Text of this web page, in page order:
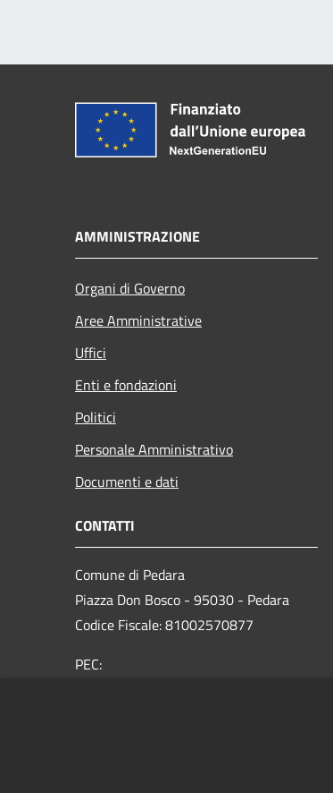
AMMINISTRAZIONE
Organi di Governo
Aree Amministrative
Uffici
Enti e fondazioni
Politici
Personale Amministrativo
Documenti e dati
CONTATTI
Comune di Pedara
Piazza Don Bosco - 95030 - Pedara
Codice Fiscale: 81002570877
PEC: